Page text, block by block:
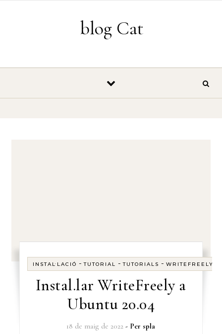
blog Cat
INSTAL·LACIÓ -TUTORIAL -TUTORIALS -WRITEFREELY
Instal.lar WriteFreely a
Ubuntu 20.04
18 de maig de 2022 - Per spla